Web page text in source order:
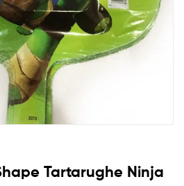
Tartarughe Ninja